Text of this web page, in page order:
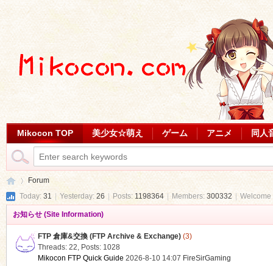
Mikocon TOP 美少女☆萌え ゲーム アニメ 同人
Forum
Today: 31 Yesterday: 26 Posts: 1198364 Members: 300332
お知らせ (Site Information)
FTP 倉庫&交換 (FTP Archive & Exchange)(3)
Threads: 22, Posts: 1028
Mikocon FTP Quick Guide 2026-8-10 14:07 FireSirGaming